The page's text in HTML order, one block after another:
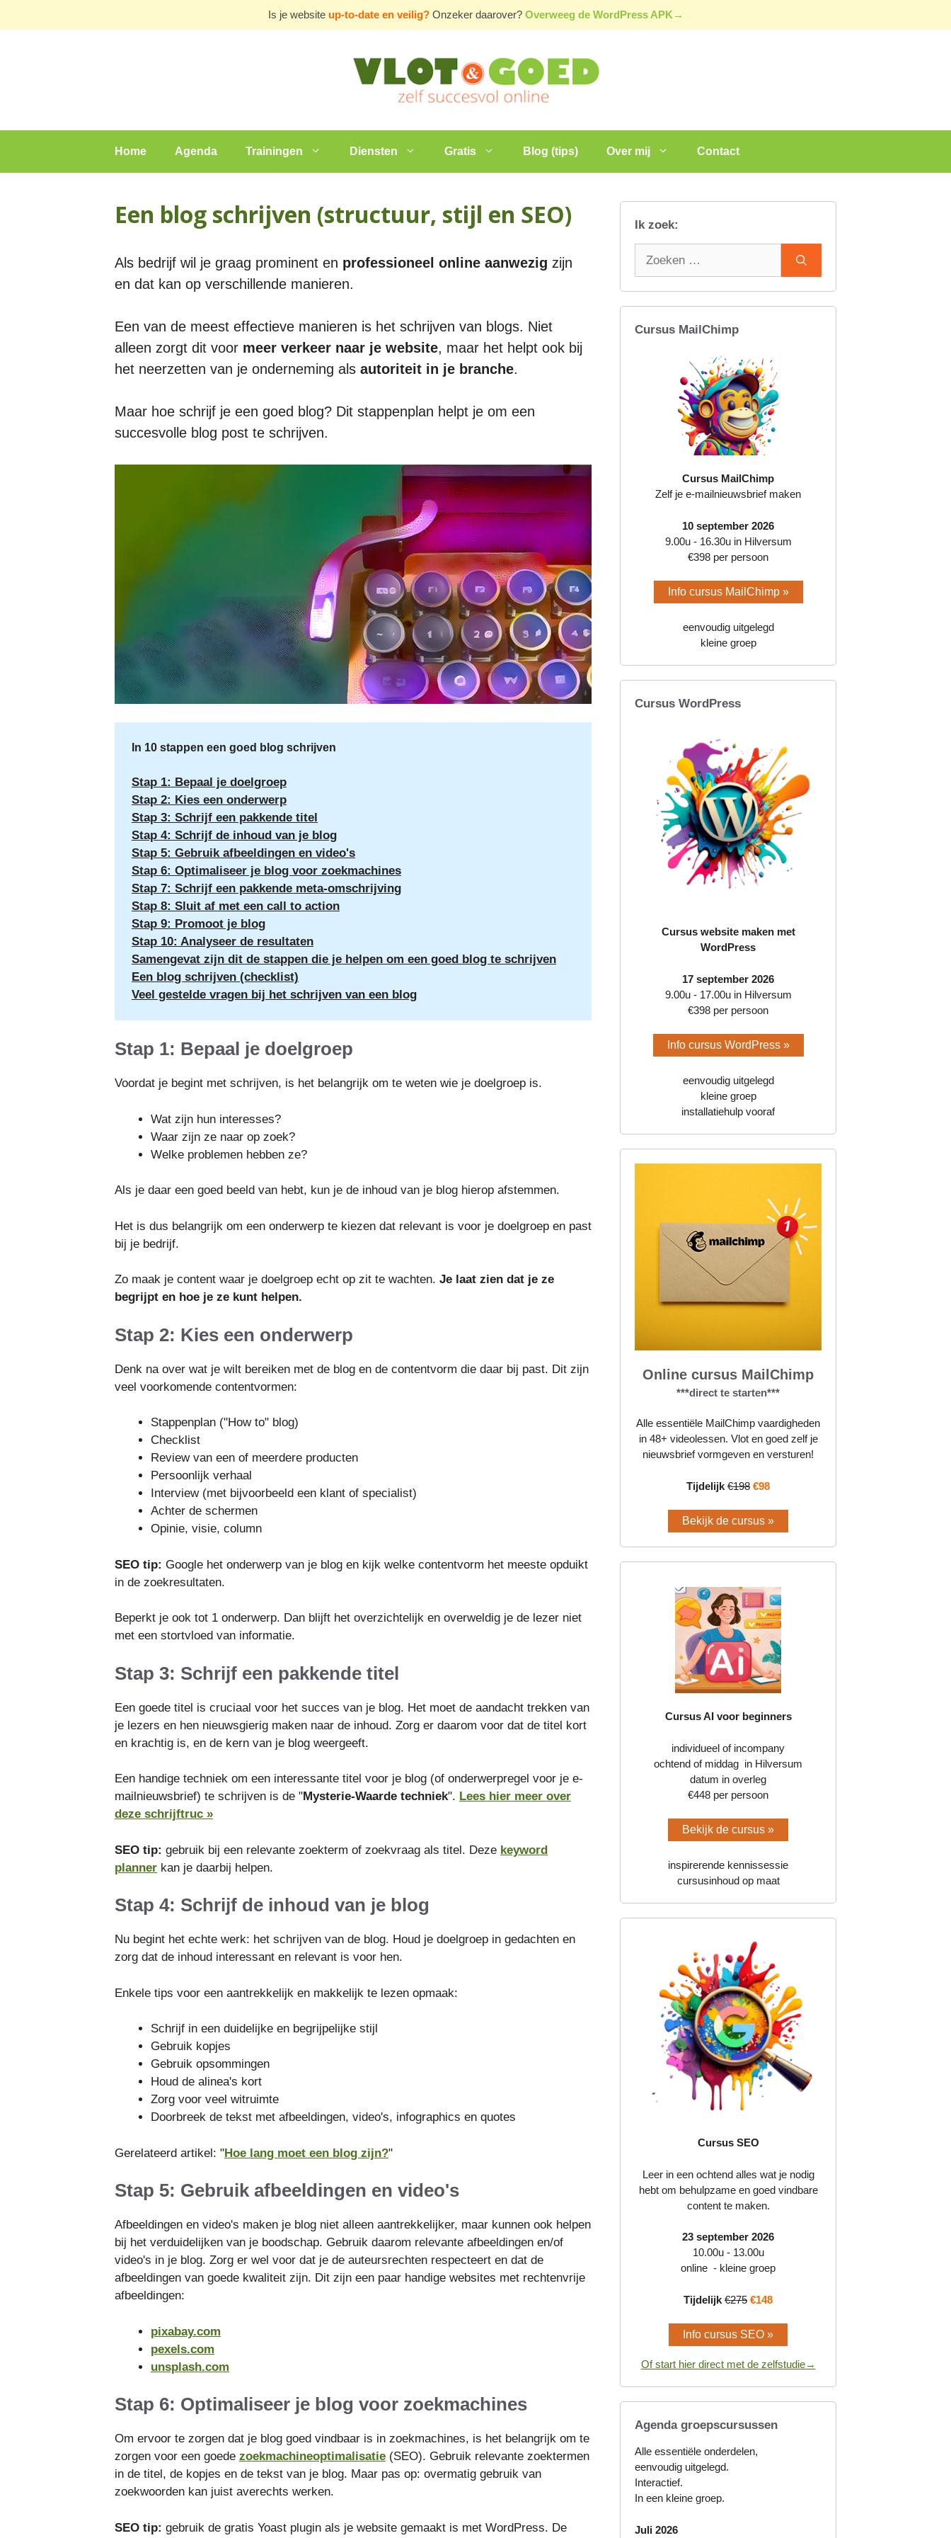
Is je website up-to-date en veilig? Onzeker daarover? Overweeg de WordPress APK→
Home Agenda Trainingen Diensten Gratis Blog (tips) Over mij Contact
Een blog schrijven (structuur, stijl en SEO)
Als bedrijf wil je graag prominent en professioneel online aanwezig zijn
en dat kan op verschillende manieren.
Een van de meest effectieve manieren is het schrijven van blogs. Niet
alleen zorgt dit voor meer verkeer naar je website, maar het helpt ook bij
het neerzetten van je onderneming als autoriteit in je branche.
Maar hoe schrijf je een goed blog? Dit stappenplan helpt je om een
succesvolle blog post te schrijven.
In 10 stappen een goed blog schrijven
Stap 1: Bepaal je doelgroep
Stap 2: Kies een onderwerp
Stap 3: Schrijf een pakkende titel
Stap 4: Schrijf de inhoud van je blog
Stap 5: Gebruik afbeeldingen en video's
Stap 6: Optimaliseer je blog voor zoekmachines
Stap 7: Schrijf een pakkende meta-omschrijving
Stap 8: Sluit af met een call to action
Stap 9: Promoot je blog
Stap 10: Analyseer de resultaten
Samengevat zijn dit de stappen die je helpen om een goed blog te schrijven
Een blog schrijven (checklist)
Veel gestelde vragen bij het schrijven van een blog
Stap 1: Bepaal je doelgroep
Voordat je begint met schrijven, is het belangrijk om te weten wie je doelgroep is.
Wat zijn hun interesses?
Waar zijn ze naar op zoek?
Welke problemen hebben ze?
Als je daar een goed beeld van hebt, kun je de inhoud van je blog hierop afstemmen.
Het is dus belangrijk om een onderwerp te kiezen dat relevant is voor je doelgroep en past
bij je bedrijf.
Zo maak je content waar je doelgroep echt op zit te wachten. Je laat zien dat je ze
begrijpt en hoe je ze kunt helpen.
Stap 2: Kies een onderwerp
Denk na over wat je wilt bereiken met de blog en de contentvorm die daar bij past. Dit zijn
veel voorkomende contentvormen:
Stappenplan ("How to" blog)
Checklist
Review van een of meerdere producten
Persoonlijk verhaal
Interview (met bijvoorbeeld een klant of specialist)
Achter de schermen
Opinie, visie, column
SEO tip: Google het onderwerp van je blog en kijk welke contentvorm het meeste opduikt
in de zoekresultaten.
Beperkt je ook tot 1 onderwerp. Dan blijft het overzichtelijk en overweldig je de lezer niet
met een stortvloed van informatie.
Stap 3: Schrijf een pakkende titel
Een goede titel is cruciaal voor het succes van je blog. Het moet de aandacht trekken van
je lezers en hen nieuwsgierig maken naar de inhoud. Zorg er daarom voor dat de titel kort
en krachtig is, en de kern van je blog weergeeft.
Een handige techniek om een interessante titel voor je blog (of onderwerpregel voor je e-
mailnieuwsbrief) te schrijven is de "Mysterie-Waarde techniek". Lees hier meer over
deze schrijftruc »
SEO tip: gebruik bij een relevante zoekterm of zoekvraag als titel. Deze keyword
planner kan je daarbij helpen.
Stap 4: Schrijf de inhoud van je blog
Nu begint het echte werk: het schrijven van de blog. Houd je doelgroep in gedachten en
zorg dat de inhoud interessant en relevant is voor hen.
Enkele tips voor een aantrekkelijk en makkelijk te lezen opmaak:
Schrijf in een duidelijke en begrijpelijke stijl
Gebruik kopjes
Gebruik opsommingen
Houd de alinea's kort
Zorg voor veel witruimte
Doorbreek de tekst met afbeeldingen, video's, infographics en quotes
Gerelateerd artikel: "Hoe lang moet een blog zijn?"
Stap 5: Gebruik afbeeldingen en video's
Afbeeldingen en video's maken je blog niet alleen aantrekkelijker, maar kunnen ook helpen
bij het verduidelijken van je boodschap. Gebruik daarom relevante afbeeldingen en/of
video's in je blog. Zorg er wel voor dat je de auteursrechten respecteert en dat de
afbeeldingen van goede kwaliteit zijn. Dit zijn een paar handige websites met rechtenvrije
afbeeldingen:
pixabay.com
pexels.com
unsplash.com
Stap 6: Optimaliseer je blog voor zoekmachines
Om ervoor te zorgen dat je blog goed vindbaar is in zoekmachines, is het belangrijk om te
zorgen voor een goede zoekmachineoptimalisatie (SEO). Gebruik relevante zoektermen
in de titel, de kopjes en de tekst van je blog. Maar pas op: overmatig gebruik van
zoekwoorden kan juist averechts werken.
SEO tip: gebruik de gratis Yoast plugin als je website gemaakt is met WordPress. De
Ik zoek:
Cursus MailChimp
Cursus MailChimp
Zelf je e-mailnieuwsbrief maken
10 september 2026
9.00u - 16.30u in Hilversum
€398 per persoon
Info cursus MailChimp »
eenvoudig uitgelegd
kleine groep
Cursus WordPress
Cursus website maken met
WordPress
17 september 2026
9.00u - 17.00u in Hilversum
€398 per persoon
Info cursus WordPress »
eenvoudig uitgelegd
kleine groep
installatiehulp vooraf
Online cursus MailChimp
***direct te starten***
Alle essentiële MailChimp vaardigheden
in 48+ videolessen. Vlot en goed zelf je
nieuwsbrief vormgeven en versturen!
Tijdelijk €198 €98
Bekijk de cursus »
Cursus AI voor beginners
individueel of incompany
ochtend of middag in Hilversum
datum in overleg
€448 per persoon
Bekijk de cursus »
inspirerende kennissessie
cursusinhoud op maat
Cursus SEO
Leer in een ochtend alles wat je nodig
hebt om behulpzame en goed vindbare
content te maken.
23 september 2026
10.00u - 13.00u
online - kleine groep
Tijdelijk €275 €148
Info cursus SEO »
Of start hier direct met de zelfstudie→
Agenda groepscursussen
Alle essentiële onderdelen,
eenvoudig uitgelegd.
Interactief.
In een kleine groep.
Juli 2026